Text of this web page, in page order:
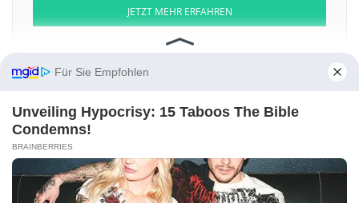
JETZT MEHR ERFAHREN
Aktien ATX DAX EuroStoxx 50 Dow Jones NASDAQ 100 Nikkei 225
S&P 500
Otis Gallery LLC Membership Units Gallery Drop Series -032- Archos
HF Sinclair Corporation Bayshore Petroleum LatAmGrowth SPAC
Registered a
Für Sie Empfohlen
Unveiling Hypocrisy: 15 Taboos The Bible
Condemns!
BRAINBERRIES